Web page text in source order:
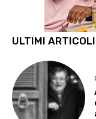
ULTIMI ARTICOLI